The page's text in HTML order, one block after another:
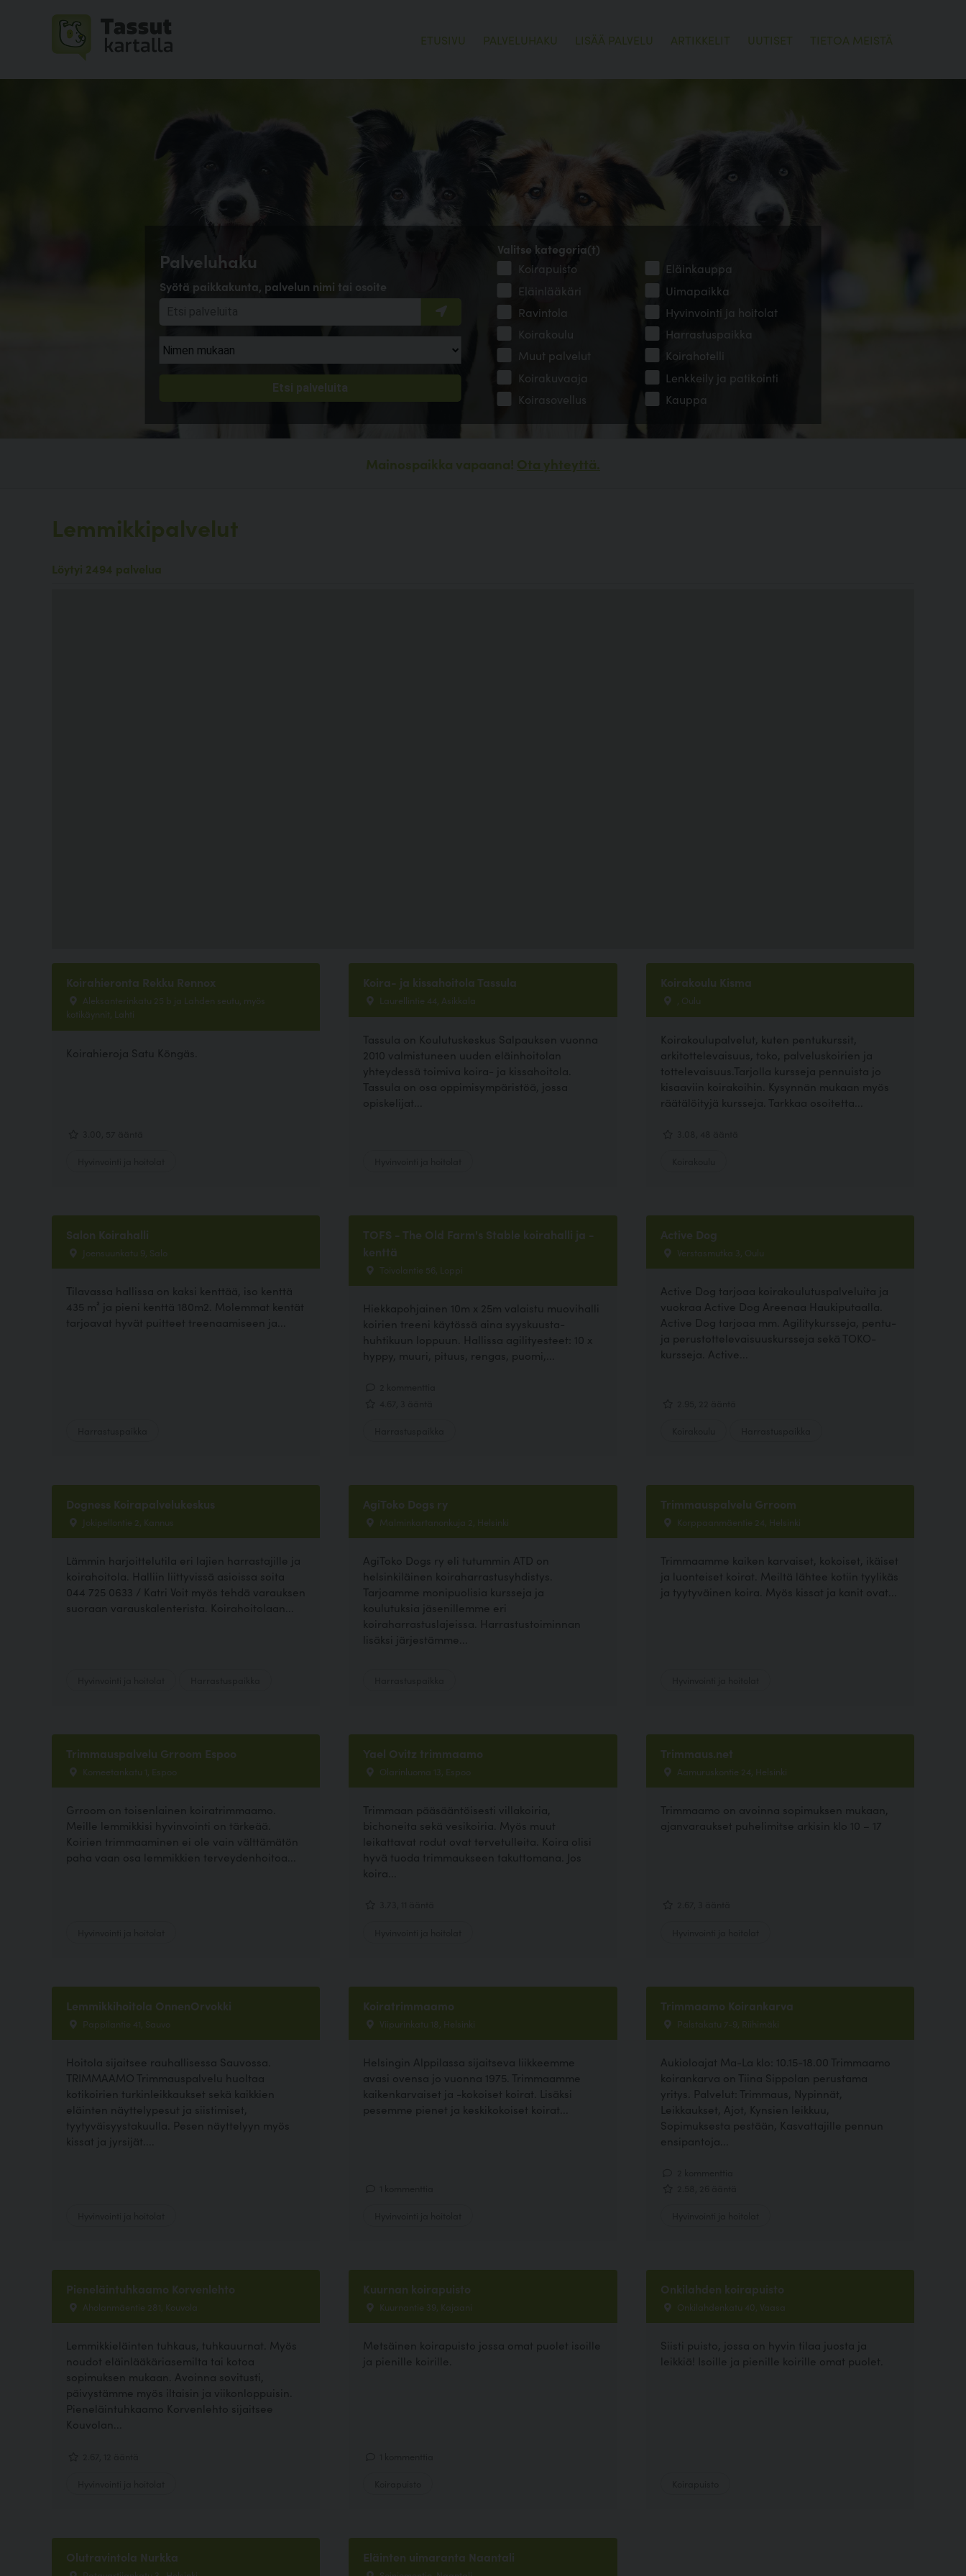
ETUSIVU PALVELUHAKU LISÄÄ PALVELU ARTIKKELIT UUTISET TIETOA MEISTÄ
Palveluhaku
Syötä paikkakunta, palvelun nimi tai osoite
Valitse kategoria(t)
Koirapuisto
Eläinkauppa
Eläinlääkäri
Uimapaikka
Ravintola
Hyvinvointi ja hoitolat
Koirakoulu
Harrastuspaikka
Muut palvelut
Koirahotelli
Koirakuvaaja
Lenkkeily ja patikointi
Koirasovellus
Kauppa
Mainospaikka vapaana! Ota yhteyttä.
Lemmikkipalvelut
Löytyi 2494 palvelua
Koirahieronta Rekku Rennox
Aleksanterinkatu 25 b ja Lahden seutu, myös
kotikäynnit, Lahti
Koirahieroja Satu Köngäs.
Koira- ja kissahoitola Tassula
Laurellintie 44, Asikkala
Tassula on Koulutuskeskus Salpauksen vuonna
2010 valmistuneen uuden eläinhoitolan
yhteydessä toimiva koira- ja kissahoitola.
Tassula on osa oppimisympäristöä, jossa
opiskelijat...
Koirakoulu Kisma
, Oulu
Koirakoulupalvelut, kuten pentukurssit,
arkitottelevaisuus, toko, palveluskoirien ja
tottelevaisuus.Tarjolla kursseja pennuista jo
kisaaviin koirakoihin. Kysynnän mukaan myös
räätälöityjä kursseja. Tarkkaa osoitetta...
Salon Koirahalli
Joensuunkatu 9, Salo
Tilavassa hallissa on kaksi kenttää, iso kenttä
435 m² ja pieni kenttä 180m2. Molemmat kentät
tarjoavat hyvät puitteet treenaamiseen ja...
TOFS - The Old Farm's Stable koirahalli ja -
kenttä
Toivolantie 56, Loppi
Hiekkapohjainen 10m x 25m valaistu muovihalli
koirien treeni käytössä aina syyskuusta-
huhtikuun loppuun. Hallissa agilityesteet: 10 x
hyppy, muuri, pituus, rengas, puomi,...
Active Dog
Verstasmutka 3, Oulu
Active Dog tarjoaa koirakoulutuspalveluita ja
vuokraa Active Dog Areenaa Haukiputaalla.
Active Dog tarjoaa mm. Agilitykursseja, pentu-
ja perustottelevaisuuskursseja sekä TOKO-
kursseja. Active...
Dogness Koirapalvelukeskus
Jokipellontie 2, Kannus
Lämmin harjoittelutila eri lajien harrastajille ja
koirahoitola. Halliin liittyvissä asioissa soita
044 725 0633 / Katri Voit myös tehdä varauksen
suoraan varauskalenterista. Koirahoitolaan...
AgiToko Dogs ry
Malminkartanonkuja 2, Helsinki
AgiToko Dogs ry eli tutummin ATD on
helsinkiläinen koiraharrastusyhdistys.
Tarjoamme monipuolisia kursseja ja
koulutuksia jäsenillemme eri
koiraharrastuslajeissa. Harrastustoiminnan
lisäksi järjestämme...
Trimmauspalvelu Grroom
Korppaanmäentie 24, Helsinki
Trimmaamme kaiken karvaiset, kokoiset, ikäiset
ja luonteiset koirat. Meiltä lähtee kotiin tyylikäs
ja tyytyväinen koira. Myös kissat ja kanit ovat...
Trimmauspalvelu Grroom Espoo
Komeetankatu 1, Espoo
Grroom on toisenlainen koiratrimmaamo.
Meille lemmikkisi hyvinvointi on tärkeää.
Koirien trimmaaminen ei ole vain välttämätön
paha vaan osa lemmikkien terveydenhoitoa...
Yael Ovitz trimmaamo
Olarinluoma 13, Espoo
Trimmaan pääsääntöisesti villakoiria,
bichoneita sekä vesikoiria. Myös muut
leikattavat rodut ovat tervetulleita. Koira olisi
hyvä tuoda trimmaukseen takuttomana. Jos
koira...
Trimmaus.net
Aamuruskontie 24, Helsinki
Trimmaamo on avoinna sopimuksen mukaan,
ajanvaraukset puhelimitse arkisin klo 10 – 17
Lemmikkihoitola OnnenOrvokki
Pappilantie 41, Sauvo
Hoitola sijaitsee rauhallisessa Sauvossa.
TRIMMAAMO Trimmauspalvelu huoltaa
kotikoirien turkinleikkaukset sekä kaikkien
eläinten näyttelypesut ja siistimiset,
tyytyväisyystakuulla. Pesen näyttelyyn myös
kissat ja jyrsijät....
Koiratrimmaamo
Viipurinkatu 18, Helsinki
Helsingin Alppilassa sijaitseva liikkeemme
avasi ovensa jo vuonna 1975. Trimmaamme
kaikenkarvaiset ja -kokoiset koirat. Lisäksi
pesemme pienet ja keskikokoiset koirat...
Trimmaamo Koirankarva
Palstakatu 7-9, Riihimäki
Aukioloajat Ma-La klo: 10.15-18.00 Trimmaamo
koirankarva on Tiina Sippolan perustama
yritys. Palvelut: Trimmaus, Nypinnät,
Leikkaukset, Ajot, Kynsien leikkuu,
Sopimuksesta pestään, Kasvattajille pennun
ensipantoja...
Pieneläintuhkaamo Korvenlehto
Aholanmäentie 281, Kouvola
Lemmikkieläinten tuhkaus, tuhkauurnat. Myös
noudot eläinlääkäriasemilta tai kotoa
sopimuksen mukaan. Avoinna sovitusti,
päivystämme myös iltaisin ja viikonloppuisin.
Pieneläintuhkaamo Korvenlehto sijaitsee
Kouvolan...
Kuurnan koirapuisto
Kuurnantie 39, Kajaani
Metsäinen koirapuisto jossa omat puolet isoille
ja pienille koirille.
Onkilahden koirapuisto
Onkilahdenkatu 40, Vaasa
Siisti puisto, jossa on hyvin tilaa juosta ja
leikkiä! Isoille ja pienille koirille omat puolet.
Olutravintola Nurkka Eläinten uimaranta Naantali